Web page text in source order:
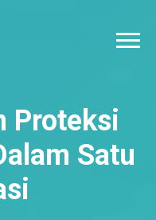
Proteksi
Satu